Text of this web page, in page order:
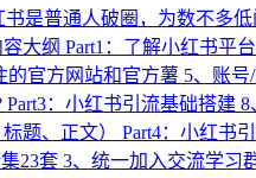
是普通人破圈，为数不多
纲 Part1：了解小红书平
官方网站和官方薯 5、账
：小红书引流基础搭
题、正文） Part4：小红
套 3、统一加入交流学习